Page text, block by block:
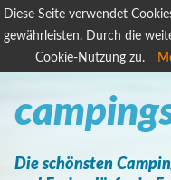
Diese Seite verwendet
gewährleisten. Durch die
Cookie-Nutzung zu.
Die schönsten